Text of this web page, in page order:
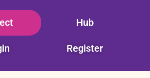
Hub
Register